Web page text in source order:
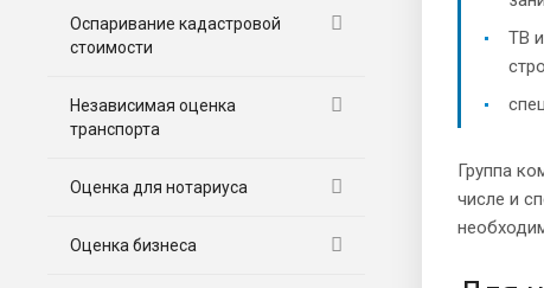
ТВ
Группа
числе и
Оспаривание кадастровой
стоимости
Независимая оценка
транспорта
Оценка для нотариуса
Оценка бизнеса